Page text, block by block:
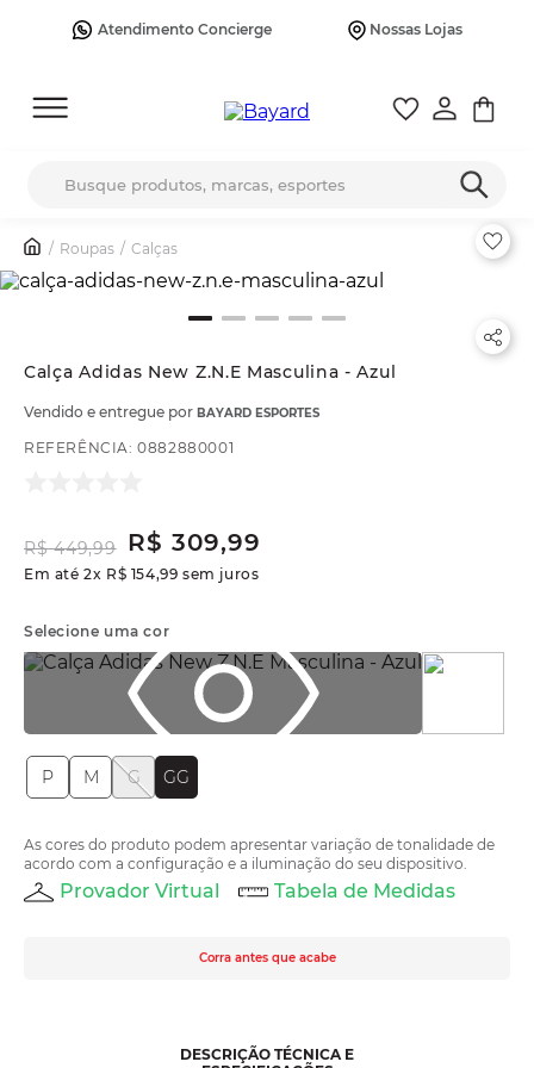
Atendimento Concierge Nossas Lojas
Roupas Calças
Calça Adidas New Z.N.E Masculina - Azul
Vendido e entregue por BAYARD ESPORTES
REFERÊNCIA:0882880001
R$ 449,99 R$ 309,99
Em até2x R$ 154,99 sem juros
Selecione uma cor
G GG
M
P
As cores do produto podem apresentar variação de tonalidade de
acordo com a configuração e a iluminação do seu dispositivo.
Provador Virtual Tabela de Medidas
Corra antes que acabe
DESCRIÇÃO TÉCNICA E